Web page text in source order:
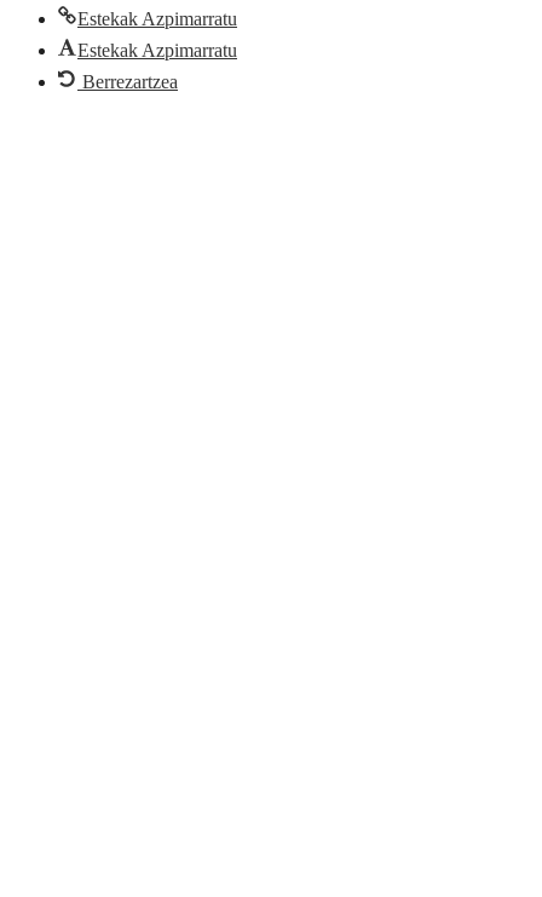
Estekak Azpimarratu
Estekak Azpimarratu
Berrezartzea